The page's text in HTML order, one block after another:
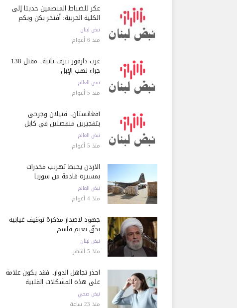
عكر للضباط المنضمين حديثاً إلى
الكلية الحربية: أفتخر بكن وبكم
نبض لبنان
منذ 6 أعوام
غرب دارفور ينزف ثانية.. مقتل 138
جراء نهب الإبل
نبض العالم
منذ 5 أعوام
أفغانستان.. قتيلان وجرحى
بتفجيرين منفصلين في كابل
نبض العالم
منذ 5 أعوام
الأردن يحبط تهريب مخدرات
بمسيرة قادمة من سوريا
نبض العالم
منذ 4 أعوام
جهود لاصدار مذكرة توقيف غيابية
بحقّ نعيم قاسم
نبض لبنان
منذ 5 أشهر
احذر تجاهل الدوار.. فقد يكون علامة
على هذه المشكلات القلبية
نبض صحي
منذ 23 ساعة